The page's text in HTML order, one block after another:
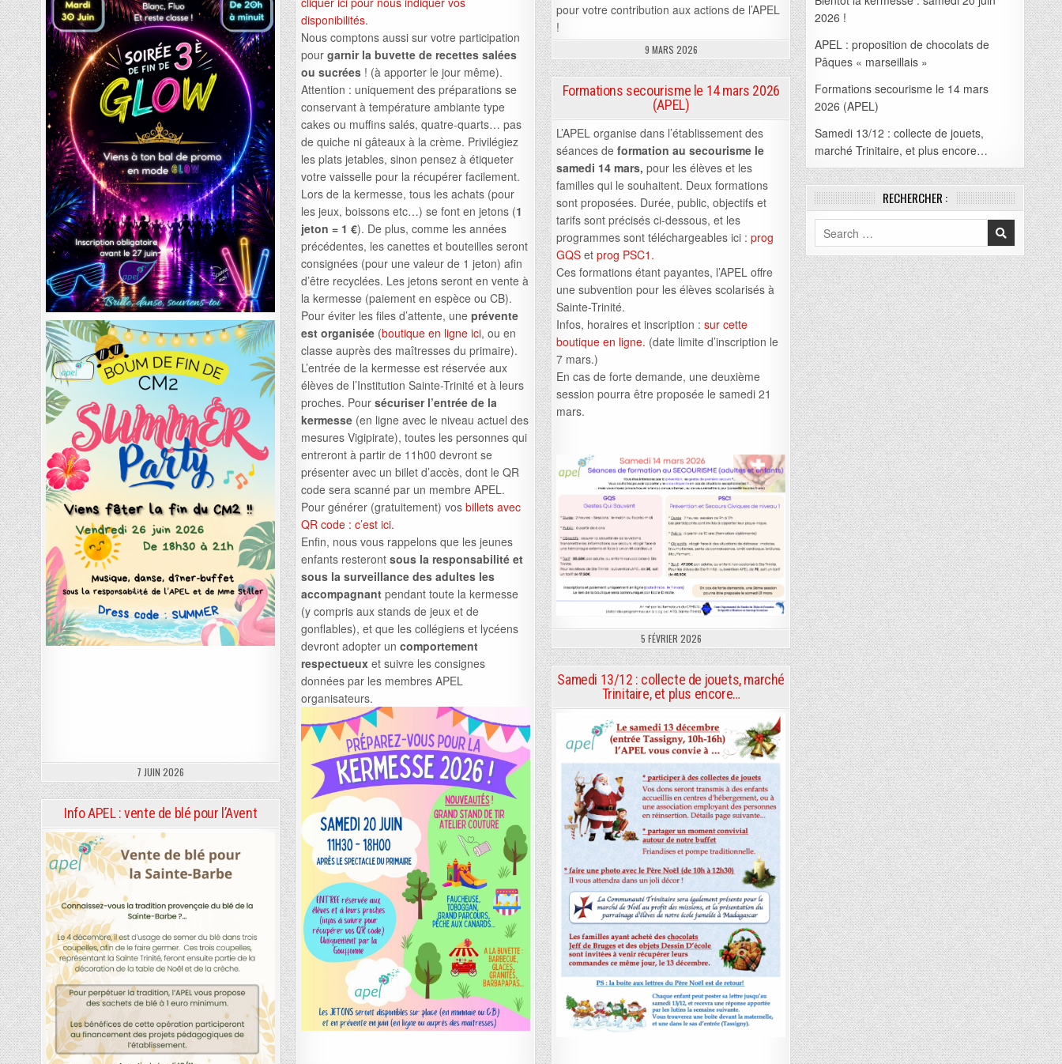
7 JUIN 2026
disponibilités.
Nous comptons aussi sur votre participation
pourgarnir la buvette de recettes salées
ou sucrées ! (à apporter le jour même).
Attention : uniquement des préparations se
conservant à température ambiante type
cakes ou muffins salés, quatre-quarts… pas
de quiche ni gâteaux à la crème. Privilégiez
les plats jetables, sinon pensez à étiqueter
votre vaisselle pour la récupérer facilement.
Lors de la kermesse, tous les achats (pour
les jeux, boissons etc…) se font en jetons (1
jeton = 1 €). De plus, comme les années
précédentes, les canettes et bouteilles seront
consignées (pour une valeur de 1 jeton) afin
d’être recyclées. Les jetons seront en vente à
la kermesse (paiement en espèce ou CB).
Pour éviter les files d’attente, uneprévente
est organisée (boutique en ligne ici, ou en
classe auprès des maîtresses du primaire).
L’entrée de la kermesse est réservée aux
élèves de l’Institution Sainte-Trinité et à leurs
proches. Poursécuriser l’entrée de la
kermesse (en ligne avec le niveau actuel des
mesures Vigipirate), toutes les personnes qui
entreront à partir de 11h00 devront se
présenter avec un billet d’accès, dont le QR
code sera scanné par un membre APEL.
Pour générer (gratuitement) vosbillets avec
QR code : c’est ici.
Enfin, nous vous rappelons que les jeunes
enfants resterontsous la responsabilité et
sous la surveillance des adultes les
accompagnant pendant toute la kermesse
(y compris aux stands de jeux et de
gonflables), et que les collégiens et lycéens
devront adopter uncomportement
respectueux et suivre les consignes
données par les membres APEL
organisateurs.
pour votre contribution aux actions de l’APEL
!
9 MARS 2026
Formations secourisme le 14 mars 2026
(APEL)
L’APEL organise dans l’établissement des
séances deformation au secourisme le
samedi 14 mars, pour les élèves et les
familles qui le souhaitent. Deux formations
sont proposées. Durée, public, objectifs et
tarifs sont précisés ci-dessous, et les
programmes sont téléchargeables ici :prog
GQS etprog PSC1.
Ces formations étant payantes, l’APEL offre
une subvention pour les élèves scolarisés à
Sainte-Trinité.
Infos, horaires et inscription :sur cette
boutique en ligne. (date limite d’inscription le
7 mars.)
En cas de forte demande, une deuxième
session pourra être proposée le samedi 21
mars.
5 FÉVRIER 2026
Samedi 13/12 : collecte de jouets, marché
Trinitaire, et plus encore…
Info APEL : vente de blé pour l’Avent
2026 !
APEL : proposition de chocolats de
Pâques « marseillais »
Formations secourisme le 14 mars
2026 (APEL)
Samedi 13/12 : collecte de jouets,
marché Trinitaire, et plus encore…
RECHERCHER :
Search
for: